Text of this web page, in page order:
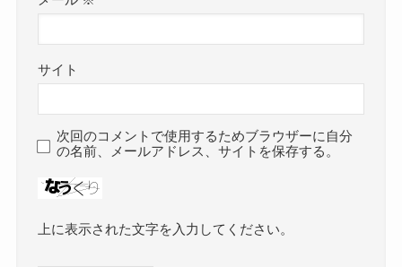
サイト
次回のコメントで使用するためブラウザーに自分
の名前、メールアドレス、サイトを保存する。
上に表示された文字を入力してください。